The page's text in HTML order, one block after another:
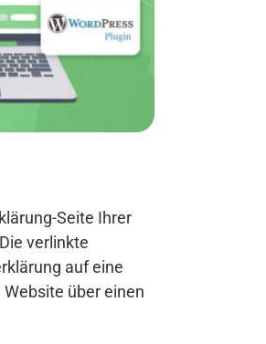
Seite Ihrer
verlinkte
auf eine
über einen